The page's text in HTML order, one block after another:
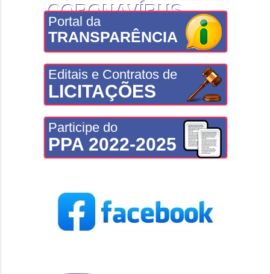
CORONAVÍRUS
Portal da
TRANSPARÊNCIA
Editais e Contratos de
LICITAÇÕES
Participe do
PPA 2022-2025